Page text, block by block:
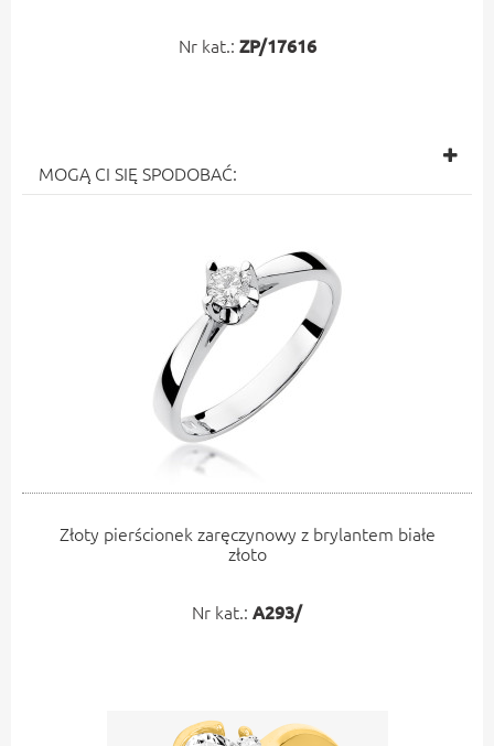
Nr kat.: ZP/17616
MOGĄ CI SIĘ SPODOBAĆ:
Złoty pierścionek zaręczynowy z brylantem białe
złoto
Nr kat.: A293/